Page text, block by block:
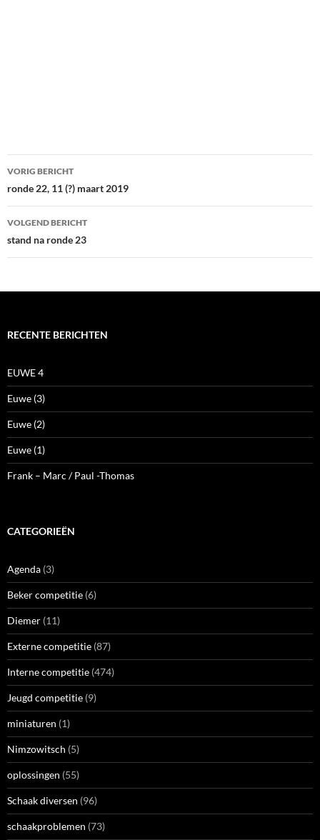
Bericht
navigatie
VORIG BERICHT
ronde 22, 11 (?) maart 2019
VOLGEND BERICHT
stand na ronde 23
RECENTE BERICHTEN
EUWE 4
Euwe (3)
Euwe (2)
Euwe (1)
Frank – Marc / Paul -Thomas
CATEGORIEËN
Agenda (3)
Beker competitie (6)
Diemer (11)
Externe competitie (87)
Interne competitie (474)
Jeugd competitie (9)
miniaturen (1)
Nimzowitsch (5)
oplossingen (55)
Schaak diversen (96)
schaakproblemen (73)